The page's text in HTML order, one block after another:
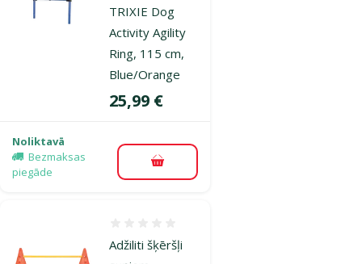
TRIXIE Dog
Activity Agility
Ring, 115 cm,
Blue/Orange
Cena
25,99 €
Noliktavā
Bezmaksas
piegāde
Pievienot grozam
Adžiliti šķēršļi